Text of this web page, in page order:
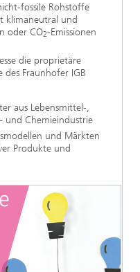
fossile Rohstoffe
klimaneutral und
oder CO2-Emissionen
die proprietäre
Fraunhofer IGB
aus Lebensmittel-,
und Chemieindustrie
und Märkten
Produkte und